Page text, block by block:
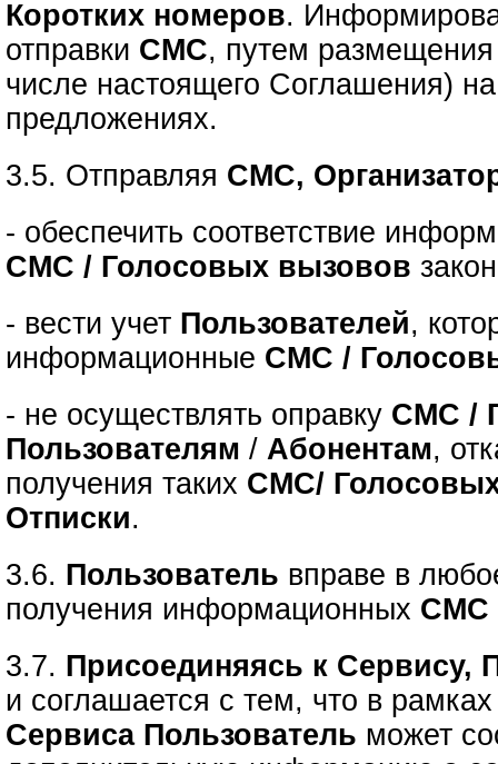
Коротких номеров.
отправки СМС, путем
числе настоящего Соглашения)
предложениях.
3.5. Отправляя СМС,
- обеспечить соответствие
СМС / Голосовых вызовов
- вести учет Пользователей,
информационные СМС /
- не осуществлять оправку СМС /
Пользователям /Абонентам,
получения таких СМС/
Отписки.
3.6. Пользователь вправе в
получения информационных СМС
3.7. Присоединяясь к Сервису,
и соглашается с тем, что в рамках
Сервиса Пользователь может